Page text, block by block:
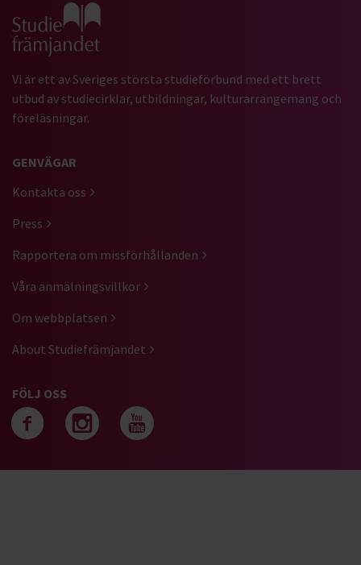
Gå till studiefrämjandets startsida
Vi är ett av Sveriges största studieförbund med ett brett
utbud av studiecirklar, utbildningar, kulturarrangemang och
föreläsningar.
GENVÄGAR
Kontakta oss
Press
Rapportera om missförhållanden
Våra anmälningsvillkor
Om webbplatsen
About Studiefrämjandet
FÖLJ OSS
Följ oss på facebook
Följ oss på
Följ oss på